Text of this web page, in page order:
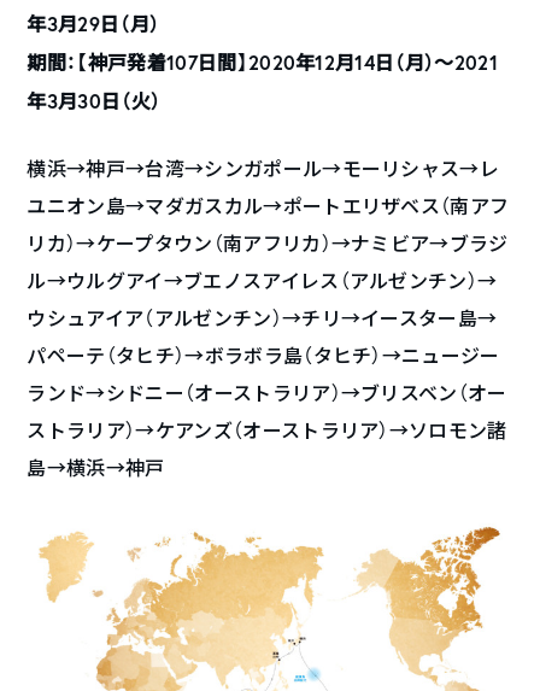
年3月29日（月）
期間：【神戸発着107日間】2020年12月14日（月）〜2021
年3月30日（火）
横浜→神戸→台湾→シンガポール→モーリシャス→レ
ユニオン島→マダガスカル→ポートエリザベス（南アフ
リカ）→ケープタウン（南アフリカ）→ナミビア→ブラジ
ル→ウルグアイ→ブエノスアイレス（アルゼンチン）→
ウシュアイア（アルゼンチン）→チリ→イースター島→
パペーテ（タヒチ）→ボラボラ島（タヒチ）→ニュージー
ランド→シドニー（オーストラリア）→ブリスベン（オー
ストラリア）→ケアンズ（オーストラリア）→ソロモン諸
島→横浜→神戸